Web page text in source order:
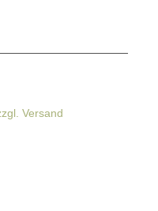
Versand